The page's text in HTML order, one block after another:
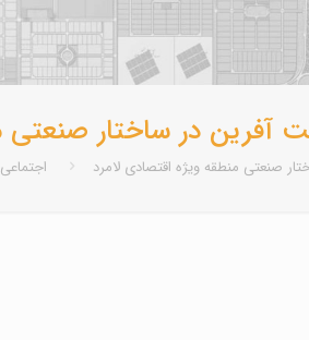
در ساختار صنعتی
اجتماعی صنعتی منطقه ویژه اقتصادی لامرد